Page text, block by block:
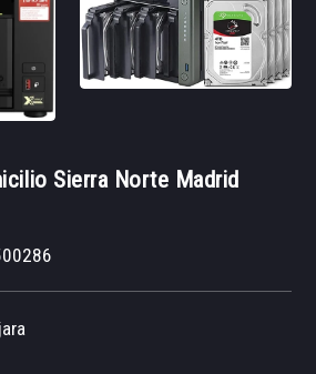
Sierra Norte Madrid